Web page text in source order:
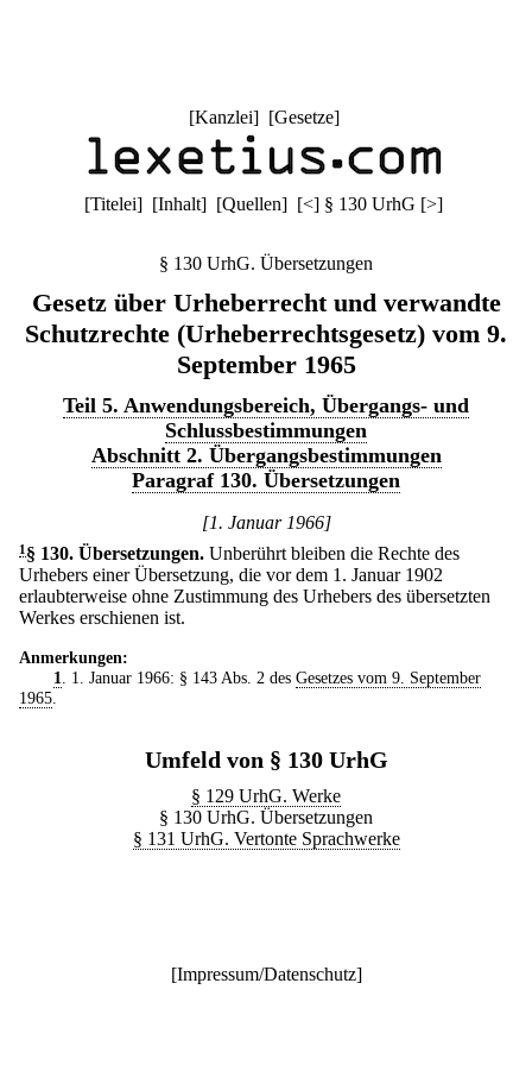
[Kanzlei] [Gesetze]
[Titelei] [Inhalt] [Quellen] [<] § 130 UrhG [>]
§ 130 UrhG. Übersetzungen
Gesetz über Urheberrecht und verwandte
Schutzrechte (Urheberrechtsgesetz) vom 9.
September 1965
Teil 5. Anwendungsbereich, Übergangs- und
Schlussbestimmungen
Abschnitt 2. Übergangsbestimmungen
Paragraf 130. Übersetzungen
[1. Januar 1966]
1 § 130. Übersetzungen. Unberührt bleiben die Rechte des
Urhebers einer Übersetzung, die vor dem 1. Januar 1902
erlaubterweise ohne Zustimmung des Urhebers des übersetzten
Werkes erschienen ist.
Anmerkungen:
1
. 1. Januar 1966: § 143 Abs. 2 des Gesetzes vom 9. September
1965
Umfeld von § 130 UrhG
§ 129 UrhG. Werke
§ 130 UrhG. Übersetzungen
§ 131 UrhG. Vertonte Sprachwerke
[Impressum/Datenschutz]